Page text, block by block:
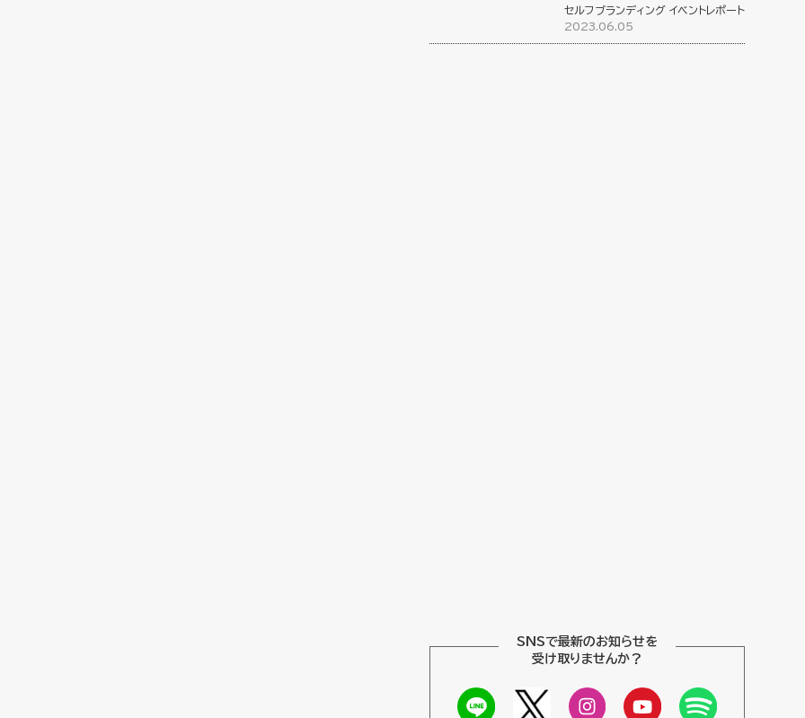
セルフブランディング イベントレポート
2023.06.05
SNSで最新のお知らせを
受け取りませんか？